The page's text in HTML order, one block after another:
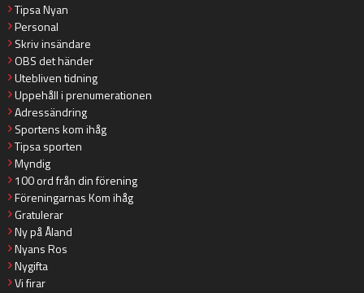
Tipsa Nyan
Personal
Skriv insändare
OBS det händer
Utebliven tidning
Uppehåll i prenumerationen
Adressändring
Sportens kom ihåg
Tipsa sporten
Myndig
100 ord från din förening
Föreningarnas Kom ihåg
Gratulerar
Ny på Åland
Nyans Ros
Nygifta
Vi firar